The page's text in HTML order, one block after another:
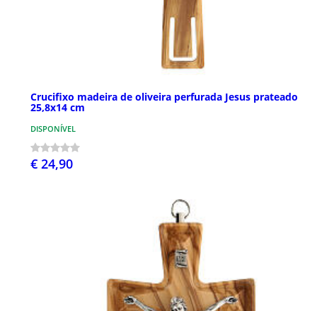
Crucifixo madeira de oliveira perfurada Jesus prateado
25,8x14 cm
DISPONÍVEL
€ 24,90